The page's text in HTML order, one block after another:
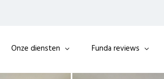
Onze diensten Funda reviews